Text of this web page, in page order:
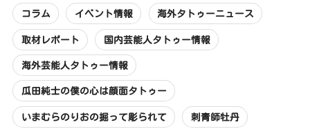
コラム イベント情報 海外タトゥーニュース
取材レポート 国内芸能人タトゥー情報
海外芸能人タトゥー情報
瓜田純士の僕の心は顔面タトゥー
いまむらのりおの掘って彫られて 刺青師牡丹